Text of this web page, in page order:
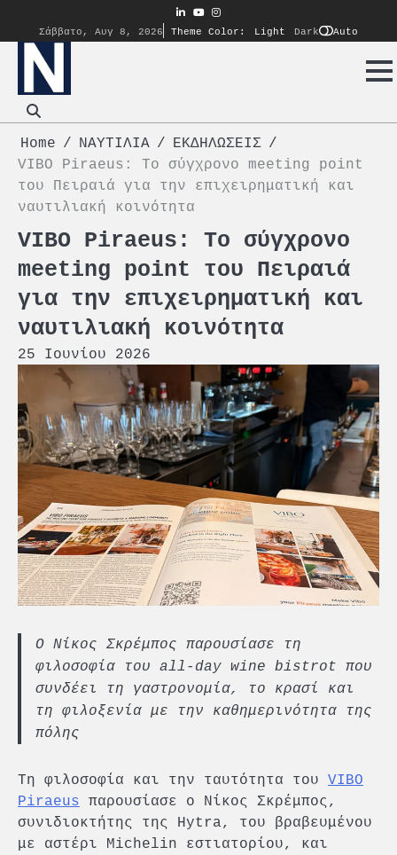
content
linkedin
youtube
instagram
Σάββατο, Αυγ 8, 2026
Theme Color: Light Dark Auto
Home ΝΑΥΤΙΛΙΑ
ΕΚΔΗΛΩΣΕΙΣ
VIBO Piraeus: Το σύγχρονο meeting point
του Πειραιά για την επιχειρηματική και
ναυτιλιακή κοινότητα
VIBO Piraeus: Το σύγχρονο
meeting point του Πειραιά
για την επιχειρηματική και
ναυτιλιακή κοινότητα
25 Ιουνίου 2026
Ο Νίκος Σκρέμπος παρουσίασε τη
φιλοσοφία του all-day wine bistrot που
συνδέει τη γαστρονομία, το κρασί και
τη φιλοξενία με την καθημερινότητα της
πόλης
Τη φιλοσοφία και την ταυτότητα του VIBO
Piraeus παρουσίασε ο Νίκος Σκρέμπος,
συνιδιοκτήτης της Hytra, του βραβευμένου
με αστέρι Michelin εστιατορίου, και